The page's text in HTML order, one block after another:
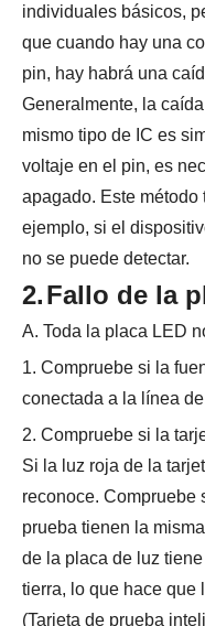
individuales básicos,
que cuando hay una
pin, hay habrá una
Generalmente, la
mismo tipo de IC es
voltaje en el pin, es
apagado. Este
ejemplo, si el
no se puede detectar.
2.Fallo de la
A. Toda la placa LED
1. Compruebe si la
conectada a la línea
2. Compruebe si la
Si la luz roja de la
reconoce. Compruebe
prueba tienen la
de la placa de luz
tierra, lo que hace que
(Tarjeta de prueba